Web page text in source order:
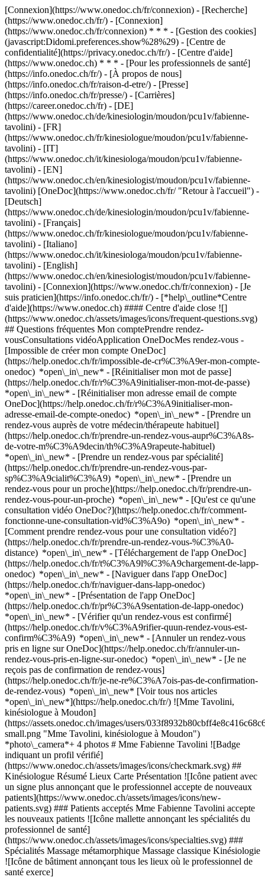
[Connexion](https://www.onedoc.ch/fr/connexion) - [Recherche]
(https://www.onedoc.ch/fr/) - [Connexion]
(https://www.onedoc.ch/fr/connexion) * * * - [Gestion des cookies]
(javascript:Didomi.preferences.show%28%29) - [Centre de
confidentialité](https://privacy.onedoc.ch/fr/) - [Centre d'aide]
(https://www.onedoc.ch) * * * - [Pour les professionnels de santé]
(https://info.onedoc.ch/fr/) - [À propos de nous]
(https://info.onedoc.ch/fr/raison-d-etre/) - [Presse]
(https://info.onedoc.ch/fr/presse/) - [Carrières]
(https://career.onedoc.ch/fr) - [DE]
(https://www.onedoc.ch/de/kinesiologin/moudon/pcu1v/fabienne-
tavolini) - [FR]
(https://www.onedoc.ch/fr/kinesiologue/moudon/pcu1v/fabienne-
tavolini) - [IT]
(https://www.onedoc.ch/it/kinesiologa/moudon/pcu1v/fabienne-
tavolini) - [EN]
(https://www.onedoc.ch/en/kinesiologist/moudon/pcu1v/fabienne-
tavolini) [OneDoc](https://www.onedoc.ch/fr/ "Retour à l'accueil") -
[Deutsch]
(https://www.onedoc.ch/de/kinesiologin/moudon/pcu1v/fabienne-
tavolini) - [Français]
(https://www.onedoc.ch/fr/kinesiologue/moudon/pcu1v/fabienne-
tavolini) - [Italiano]
(https://www.onedoc.ch/it/kinesiologa/moudon/pcu1v/fabienne-
tavolini) - [English]
(https://www.onedoc.ch/en/kinesiologist/moudon/pcu1v/fabienne-
tavolini) - [Connexion](https://www.onedoc.ch/fr/connexion) - [Je
suis praticien](https://info.onedoc.ch/fr/) - [*help\_outline*Centre
d'aide](https://www.onedoc.ch) #### Centre d'aide close ![]
(https://www.onedoc.ch/assets/images/icons/frequent-questions.svg)
## Questions fréquentes Mon comptePrendre rendez-
vousConsultations vidéoApplication OneDocMes rendez-vous -
[Impossible de créer mon compte OneDoc]
(https://help.onedoc.ch/fr/impossible-de-cr%C3%A9er-mon-compte-
onedoc) *open\_in\_new* - [Réinitialiser mon mot de passe]
(https://help.onedoc.ch/fr/r%C3%A9initialiser-mon-mot-de-passe)
*open\_in\_new* - [Réinitialiser mon adresse email de compte
OneDoc](https://help.onedoc.ch/fr/r%C3%A9initialiser-mon-
adresse-email-de-compte-onedoc) *open\_in\_new* - [Prendre un
rendez-vous auprès de votre médecin/thérapeute habituel]
(https://help.onedoc.ch/fr/prendre-un-rendez-vous-aupr%C3%A8s-
de-votre-m%C3%A9decin/th%C3%A9rapeute-habituel)
*open\_in\_new* - [Prendre un rendez-vous par spécialité]
(https://help.onedoc.ch/fr/prendre-un-rendez-vous-par-
sp%C3%A9cialit%C3%A9) *open\_in\_new* - [Prendre un
rendez-vous pour un proche](https://help.onedoc.ch/fr/prendre-un-
rendez-vous-pour-un-proche) *open\_in\_new* - [Qu'est ce qu'une
consultation vidéo OneDoc?](https://help.onedoc.ch/fr/comment-
fonctionne-une-consultation-vid%C3%A9o) *open\_in\_new* -
[Comment prendre rendez-vous pour une consultation vidéo?]
(https://help.onedoc.ch/fr/prendre-un-rendez-vous-%C3%A0-
distance) *open\_in\_new* - [Téléchargement de l'app OneDoc]
(https://help.onedoc.ch/fr/t%C3%A9l%C3%A9chargement-de-lapp-
onedoc) *open\_in\_new* - [Naviguer dans l'app OneDoc]
(https://help.onedoc.ch/fr/naviguer-dans-lapp-onedoc)
*open\_in\_new* - [Présentation de l'app OneDoc]
(https://help.onedoc.ch/fr/pr%C3%A9sentation-de-lapp-onedoc)
*open\_in\_new* - [Vérifier qu'un rendez-vous est confirmé](https://help.onedoc.ch/fr/v%C3%A9rifier-quun-rendez-vous-est-confirm%C3%A9) *open\_in\_new* - [Annuler un rendez-vous pris en ligne sur OneDoc](https://help.onedoc.ch/fr/annuler-un-rendez-vous-pris-en-ligne-sur-onedoc) *open\_in\_new* - [Je ne reçois pas de confirmation de rendez-vous](https://help.onedoc.ch/fr/je-ne-re%C3%A7ois-pas-de-confirmation-de-rendez-vous) *open\_in\_new* [Voir tous nos articles *open\_in\_new*](https://help.onedoc.ch/fr/) ![Mme Tavolini, kinésiologue à Moudon](https://assets.onedoc.ch/images/users/033f8932b80cbff4e8c416c68c6d7f7e27c45302d352d24eee894e938bc8446a-small.png "Mme Tavolini, kinésiologue à Moudon") *photo\_camera*+ 4 photos # Mme Fabienne Tavolini ![Badge indiquant un profil vérifié](https://www.onedoc.ch/assets/images/icons/checkmark.svg) ## Kinésiologue Résumé Lieux Carte Présentation ![Icône patient avec un signe plus annonçant que le professionnel accepte de nouveaux patients](https://www.onedoc.ch/assets/images/icons/new-patients.svg) ### Patients acceptés Mme Fabienne Tavolini accepte les nouveaux patients ![Icône mallette annonçant les spécialités du professionnel de santé](https://www.onedoc.ch/assets/images/icons/specialties.svg) ### Spécialités Massage métamorphique Massage classique Kinésiologie ![Icône de bâtiment annonçant tous les lieux où le professionnel de santé exerce](https://www.onedoc.ch/assets/images/icons/locations.svg) ### Lieux de consultation à la Source M. à Moudon [Atera santé à Romont FR](https://www.onedoc.ch/fr/kinesiologue/romont/pcz7h/fabienne-tavolini) ![Marqueur annonçant la carte et les informations d’accès du cabinet](https://www.onedoc.ch/assets/images/icons/map.svg) ### Carte et informations d'accès #### à la Source M. Ruelle du Cheval-Blanc 2 1510 Moudon #### Horaire d'ouverture Actuellement fermé - Ouvre jeudi à 08:30 *expand\_more* Lundi: 08:30 - 18:30 Mardi: 08:30 - 18:30 Mercredi: 08:30 - 18:30 Jeudi: 08:30 - 18:30 Vendredi: 08:30 - 18:30 Samedi: Fermé Dimanche: Fermé ![Icône document annonçant la présentation de l’établissement](https://www.onedoc.ch/assets/images/icons/presentation.svg) ### Présentation du professionnel de santé ## Fabienne Tavolini A celles et ceux qui ont choisi de vivre en harmonie dans une relation saine avec soi, c'est-à-dire se respecter, s'écouter et s'accepter, je suis heureuse du croisement de nos routes et de vous accompagner un bout de chemin vers votre épanouissement et votre bien-être. Au rythme des aventures et des surprises de la vie, je me suis peu à peu intéressée au vrai bien-être, j’ai gardé ce qui me convenait pour le moment et j’ai laissé aller ce qui ne me convenait plus. Le temps amène des changements que chacun peut subir ou pas. Aujourd’hui, je peux compter sur mon petit sac à dos virtuel où se côtoient mes outils, protocoles et techniques Métakinébiologie®, de Kinésiologie, Métamorphose, Emotional Techique Freedom (Technique de libération émotionnelle) et massages thérapeutiques. Chaque technique apporte un bien-être physique, émotionnel, mental et ouvre, éclaire le chemin de pensée et des décisions, il suffit de découvrir quel est celle qui vous conviendra le mieux selon la problématique ou l'objectif que vous recherchez. ## Métakinébiologie__®__ Méta : vient du mot grec qui veut dire "au-delà". La Métakinébiologie® implique une vision globale de l'être humain. Kiné : vient du préfixe grec "kinesis" qui veut dire "mouvement". La Métakinébiologie® intègre le test neuro-musculaire des concepts de la kinésiologie. Biologie : la biologie est la science de la vie. Les découvertes les plus récentes de la psychosomatique sont prises en compte pour optimiser l'équilibre physique, émotionnel et mental de l'individu. __Un outil puissant__ La Métakinébiologie® est un concept et une pratique développée par Philippe Bertholon et enseigné par Sandrine Bertholon. Elle intègre les découvertes récentes en matière de fonctionnement du cerveau et du système "corps-cerveau". Elle permet la prise de conscience des blocages émotionnels et l'accompagnement de leur libération. Philippe Bertholon est membre de la FFK depuis plus de 25 ans et a fait parti du conseil d'administration pendant 6 ans. Ses formations sont reconnues par la Fédération Française de Kinésiologie. Celles-ci sont prises en compte pour le nombre d'heure du cursus professionnel. Membre du S.N.K N° Adhérent 1-I-99-383. __Vers la connaissance de l'Etre__ La Métakinébiologie® est une pratique éducative de compréhension de l'être, une méthode de gestion du stress et de connaissance de soi douce et non intrusive. Elle permet d'obtenir des réponses fiables et explicites dans un climat sécurisant. ## Kinésiologie - __En cours de formation OrTra TC__ L'objectif est de réentraîner le système nerveux à mieux réagir aux stress passés, présents et futurs. Il s’appuie sur des vérifications musculaires pour identifier les déséquilibres : · Physique, comme par exemple la fatigue, des douleurs, une mauvaise posture. · Émotionnel, tel que baisse de moral, changements d’humeur. · Mental, comme être trop dans la tête, dans le questionnement, dans les remises en question. · Énergétique, tel que fatigue, blocages. Notre cerveau, pour gagner en efficacité, crée des chemins neurologiques — des sortes d’"autoroutes de l’information" — qui dictent nos réactions, nos comportements, nos croyances ou nos émotions. Ces chemins se forment souvent dès l’enfance, à partir d’expériences vécues, de stress, de traumatismes ou de conditionnements. Mais parfois, ces chemins deviennent inadaptés, voire limitants : on parle alors de chemin neurologique erroné. Ces circuits automatiques nous poussent à répéter certains schémas, même lorsqu’ils ne sont plus utiles ou qu’ils nous freinent. Par exemple : un enfant qui a appris à se taire pour éviter les conflits peut, à l’âge adulte, avoir du mal à s’affirmer, même dans un contexte sûr. En kinésiologie, grâce au test musculaire, on identifie ces chemins erronés et on met en lumière les blocages, les stress associés ou les croyances limitantes. Une fois les empêchements conscients ou inconscients repérés, le corps est prêt à accueillir de nouvelles informations. C’est là qu’intervient l’équilibrage ; pour se faire plusieurs options sont possibles telles que la stimulation de points d’acupuncture, des exercices de mouvements oculaires, des techniques, des exercices de coordination, etc. On aide le système neurologique à "contourner" l’ancien chemin et à en créer un nouveau, plus juste, plus fluide, mieux adapté à la réalité actuelle. Ce nouveau chemin neurologique devient alors une nouvelle manière d’agir, de penser, de ressentir. Il permet à la personne de se reconnecter à ses ressources, d’agir différemment, avec plus de liberté, de confiance et de clarté. Ainsi, la kinésiologie offre un espace pour transformer les anciens réflexes en nouvelles possibilités. ## EFT L’EFT est une technique de libération qui traite les perturbations (chocs) émotionnelles, physiques ou psychologiques survenues lors de différents événements importants qui, parfois paraissent anodins et restent tapis dans l'ombre pour ressurgir fortement. Ces perturbations plus ou moins fortes, conscientes ou inconscientes, provoquent dans le système énergétique une programmation erronée liée au choc vécu à un moment précis. La technique de Gary Craig libère les blocages par des » tapotements » sur différents points des méridiens afin d’enlever la perturbation (pic émotionnel, douleur physique) et permet de restaurer la bonne information. ## Massage Métamorphique Cette méthode agit sur la mémoire des cellules par un travail en douceur, elle permet de libérer des nœuds d’énergie sur les blocages de certains moments vécus. Ces nœuds, barrages énergétiques vont peu à peu se défaire de manière à libérer l’énergie pour laisser place à la transformation tout en apportant détente et bien-être. Il permet de dissoudre les blocages, conscients ou non, qui empêche d’avancer dans la vie (pieds), de faire et prendre la vie à pleines mains (bras) et de communiquer, prendre de nouvelles initiatives pour soi (tête). La métamorphose est une technique de développement personnel qui évolue en adéquation avec le rythme de la personne. ## Massage Classique Ce massage permet de soulager des zones spécifiques telles que les douleurs de dos, lumbago, lombalgie, sciatique et apaise les tensions musculaires telles que trapèzes douloureux, nuque tendue. ## Massage Relaxant Ce soin diminue la fatigue, les tensions musculaires légères, il libère les tensions dues au surmenage, au stress et apporte calme et apaisement. * Ces différents soins ne sont pas une approche médicale et ne remplacent ni un traitement médical ni un suivi psychothérapeutique.* *C’est une méthode complémentaire qui peut accompagner une démarche de santé globale ou de développement personnel.* [*arrow\_drop\_down*Voir plus](https://www.onedoc.ch) [![Mme Tavolini, kinésiologue à Moudon](https://assets.onedoc.ch/images/users/033f8932b80cbff4e8c416c68c6d7f7e27c45302d352d24eee894e938bc8446a-small.png "Mme Tavolini, kinésiologue à Moudon")](https://assets.onedoc.ch/images/users/033f8932b80cbff4e8c416c68c6d7f7e27c45302d352d24eee894e938bc8446a.png)[![à la Source M., cabinet à Moudon](https://assets.onedoc.ch/images/entities/2a4c1cebe171a4aa06b221944396c17741340a4221c320425d356579bcecd4bb-small.jpg "à la Source M., cabinet à Moudon")](https://assets.onedoc.ch/images/entities/2a4c1cebe171a4aa06b221944396c17741340a4221c320425d356579bcecd4bb.jpg)[![à la Source M., cabinet à Moudon](https://assets.onedoc.ch/images/entities/3b8b9e6b8d9e32154c371a35be1cfa358ee9bc5753c1a4fce750bf5d8662535c-small.png "à la Source M., cabinet à Moudon")](https://assets.onedoc.ch/images/entities/3b8b9e6b8d9e32154c371a35be1cfa358ee9bc5753c1a4fce750bf5d8662535c.png)[![à la Source M., cabinet à Moudon